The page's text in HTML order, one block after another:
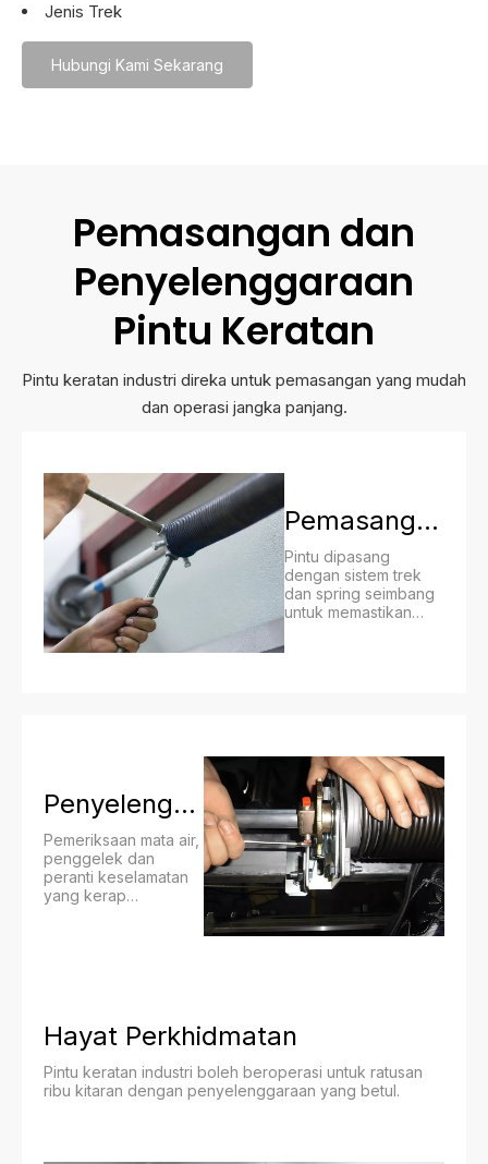
Jenis Trek
Hubungi Kami Sekarang
Pemasangan dan
Penyelenggaraan
Pintu Keratan
Pintu keratan industri direka untuk pemasangan yang mudah
dan operasi jangka panjang.
Pemasangan
Pintu dipasang
dengan sistem trek
dan spring seimbang
untuk memastikan
Penyelenggaraan
Pemeriksaan mata air,
penggelek dan
peranti keselamatan
yang kerap
Hayat Perkhidmatan
Pintu keratan industri boleh beroperasi untuk ratusan
ribu kitaran dengan penyelenggaraan yang betul.